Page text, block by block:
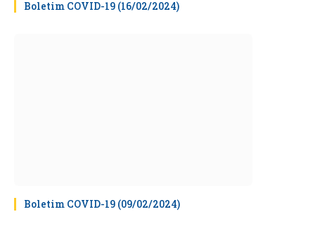
Boletim COVID-19 (16/02/2024)
Boletim COVID-19 (09/02/2024)